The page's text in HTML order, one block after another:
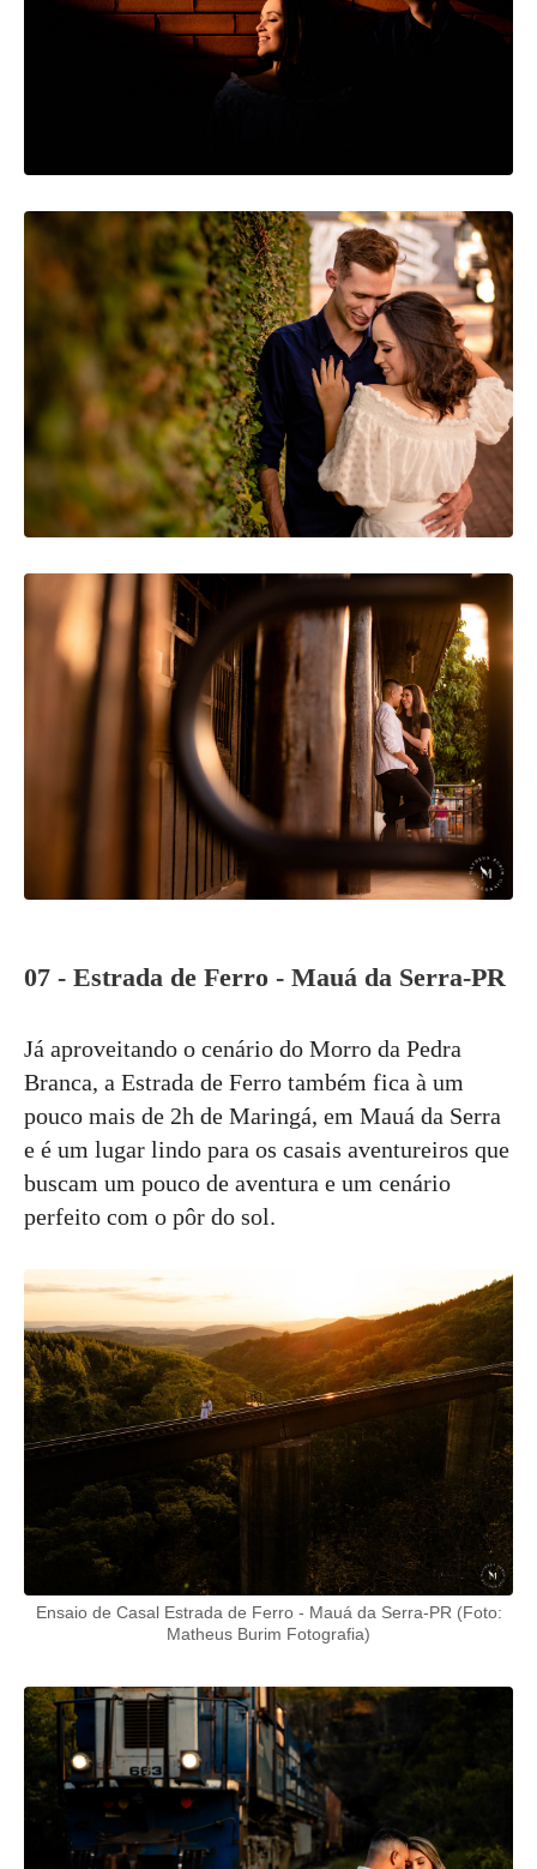
07 - Estrada de Ferro - Mauá da Serra-PR
Já aproveitando o cenário do Morro da Pedra
Branca, a Estrada de Ferro também fica à um
pouco mais de 2h de Maringá, em Mauá da Serra
e é um lugar lindo para os casais aventureiros que
buscam um pouco de aventura e um cenário
perfeito com o pôr do sol.
Ensaio de Casal Estrada de Ferro - Mauá da Serra-PR (Foto:
Matheus Burim Fotografia)